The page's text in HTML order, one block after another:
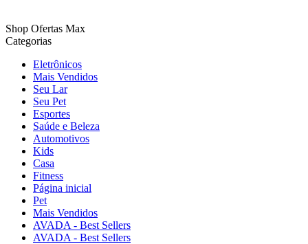
Shop Ofertas Max
Categorias
Eletrônicos
Mais Vendidos
Seu Lar
Seu Pet
Esportes
Saúde e Beleza
Automotivos
Kids
Casa
Fitness
Página inicial
Pet
Mais Vendidos
AVADA - Best Sellers
AVADA - Best Sellers